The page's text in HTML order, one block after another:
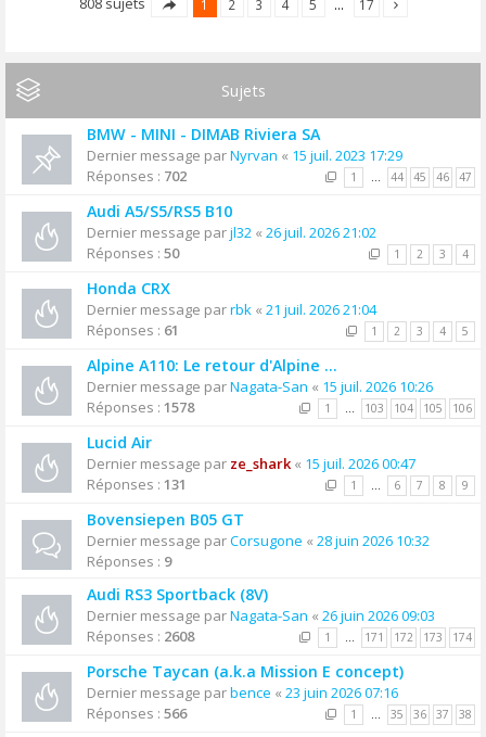
1 2 3 4 5 … 17
Sujets
BMW - MINI - DIMAB Riviera SA
Dernier message parNyrvan « 15 juil. 2023 17:29
Réponses : 702 1 … 44 45 46 47
Audi A5/S5/RS5 B10
Dernier message parjl32 « 26 juil. 2026 21:02
Réponses : 50 1 2 3 4
Honda CRX
Dernier message parrbk « 21 juil. 2026 21:04
Réponses : 61 1 2 3 4 5
Alpine A110: Le retour d'Alpine ...
Dernier message parNagata-San « 15 juil. 2026 10:26
Réponses : 1578 1 … 103 104 105 106
Lucid Air
Dernier message par ze_shark« 15 juil. 2026 00:47
Réponses : 131 1 … 6 7 8 9
Bovensiepen B05 GT
Dernier message parCorsugone « 28 juin 2026 10:32
Réponses : 9
Audi RS3 Sportback (8V)
Dernier message parNagata-San « 26 juin 2026 09:03
Réponses : 2608 1 … 171 172 173 174
Porsche Taycan (a.k.a Mission E concept)
Dernier message parbence « 23 juin 2026 07:16
Réponses : 566 1 … 35 36 37 38